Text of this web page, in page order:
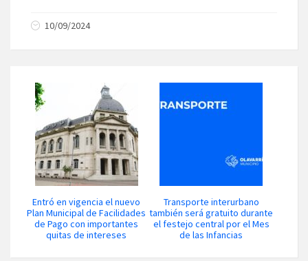
10/09/2024
Entró en vigencia el nuevo
Plan Municipal de Facilidades
de Pago con importantes
quitas de intereses
Transporte interurbano
también será gratuito durante
el festejo central por el Mes
de las Infancias